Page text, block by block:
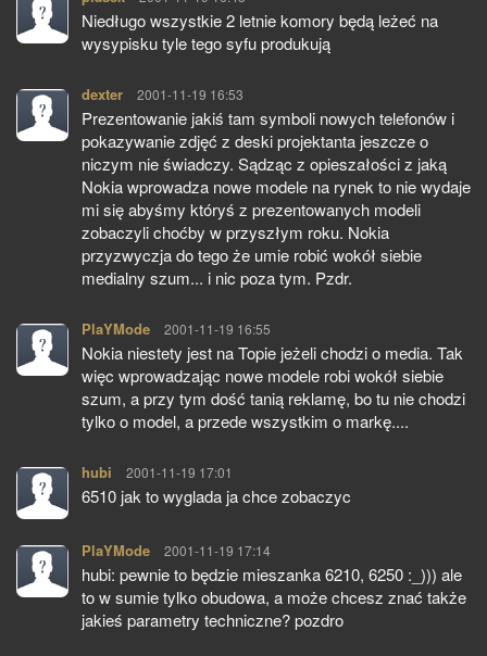
Niedługo wszystkie 2 letnie komory będą leżeć na
wysypisku tyle tego syfu produkują
dexter pisze:
2001-11-19 16:53
Prezentowanie jakiś tam symboli nowych telefonów i
pokazywanie zdjęć z deski projektanta jeszcze o
niczym nie świadczy. Sądząc z opieszałości z jaką
Nokia wprowadza nowe modele na rynek to nie wydaje
mi się abyśmy któryś z prezentowanych modeli
zobaczyli choćby w przyszłym roku. Nokia
przyzwyczja do tego że umie robić wokół siebie
medialny szum... i nic poza tym. Pzdr.
PlaYMode pisze:
2001-11-19 16:55
Nokia niestety jest na Topie jeżeli chodzi o media. Tak
więc wprowadzając nowe modele robi wokół siebie
szum, a przy tym dość tanią reklamę, bo tu nie chodzi
tylko o model, a przede wszystkim o markę....
hubi pisze:
2001-11-19 17:01
6510 jak to wyglada ja chce zobaczyc
PlaYMode pisze:
2001-11-19 17:14
hubi: pewnie to będzie mieszanka 6210, 6250 :_))) ale
to w sumie tylko obudowa, a może chcesz znać także
jakieś parametry techniczne? pozdro